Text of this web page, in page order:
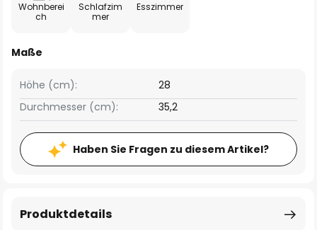
Wohnberei
ch
Schlafzim
mer
Esszimmer
Maße
Höhe (cm):
28
Durchmesser (cm):
35,2
Haben Sie Fragen zu diesem Artikel?
Produktdetails